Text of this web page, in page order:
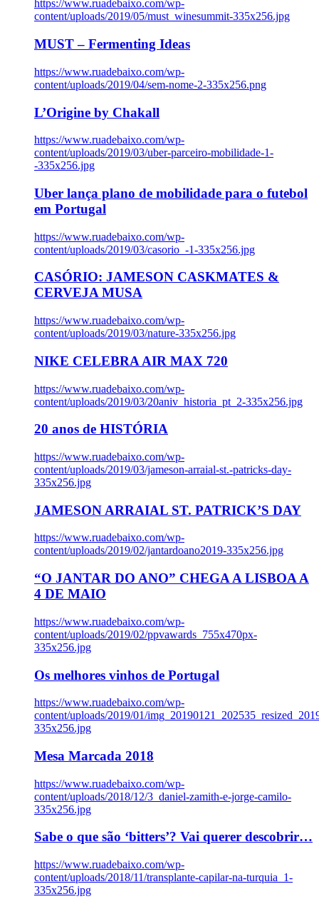
https://www.ruadebaixo.com/wp-
content/uploads/2019/05/must_winesummit-335x256.jpg
MUST – Fermenting Ideas
https://www.ruadebaixo.com/wp-
content/uploads/2019/04/sem-nome-2-335x256.png
L’Origine by Chakall
https://www.ruadebaixo.com/wp-
content/uploads/2019/03/uber-parceiro-mobilidade-1-
-335x256.jpg
Uber lança plano de mobilidade para o futebol
em Portugal
https://www.ruadebaixo.com/wp-
content/uploads/2019/03/casorio_-1-335x256.jpg
CASÓRIO: JAMESON CASKMATES &
CERVEJA MUSA
https://www.ruadebaixo.com/wp-
content/uploads/2019/03/nature-335x256.jpg
NIKE CELEBRA AIR MAX 720
https://www.ruadebaixo.com/wp-
content/uploads/2019/03/20aniv_historia_pt_2-335x256.jpg
20 anos de HISTÓRIA
https://www.ruadebaixo.com/wp-
content/uploads/2019/03/jameson-arraial-st.-patricks-day-
335x256.jpg
JAMESON ARRAIAL ST. PATRICK’S DAY
https://www.ruadebaixo.com/wp-
content/uploads/2019/02/jantardoano2019-335x256.jpg
“O JANTAR DO ANO” CHEGA A LISBOA A
4 DE MAIO
https://www.ruadebaixo.com/wp-
content/uploads/2019/02/ppvawards_755x470px-
335x256.jpg
Os melhores vinhos de Portugal
https://www.ruadebaixo.com/wp-
content/uploads/2019/01/
335x256.jpg
Mesa Marcada 2018
https://www.ruadebaixo.com/wp-
content/uploads/2018/12/3_daniel-zamith-e-jorge-camilo-
335x256.jpg
Sabe o que são ‘bitters’? Vai querer descobrir…
https://www.ruadebaixo.com/wp-
content/uploads/2018/11/transplante-capilar-na-turquia_1-
335x256.jpg